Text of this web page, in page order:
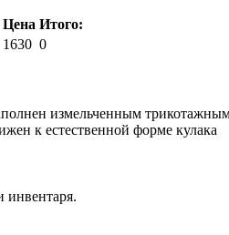
Цена Итого:
1630 0
измельченным
к естественной форме кулака